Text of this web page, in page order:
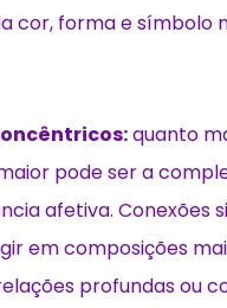
cor, forma e símbolo
quanto
pode ser a
afetiva. Conexões
em composições
profundas ou